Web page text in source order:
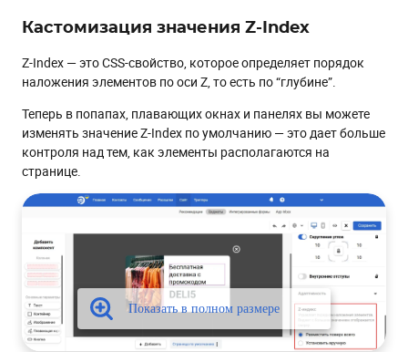
Кастомизация значения Z-Index
Z-Index — это CSS-свойство, которое определяет порядок
наложения элементов по оси Z, то есть по “глубине”.
Теперь в попапах, плавающих окнах и панелях вы можете
изменять значение Z-Index по умолчанию — это дает больше
контроля над тем, как элементы располагаются на
странице.